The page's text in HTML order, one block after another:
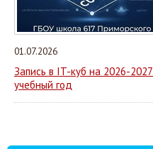
01.07.2026
Запись в IT-куб на 2026-2027
учебный год